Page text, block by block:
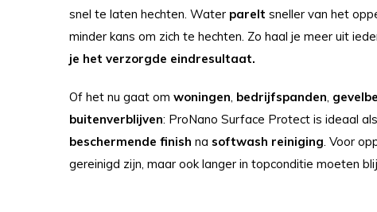
snel te laten hechten. Water parelt sneller van het
minder kans om zich te hechten. Zo haal je meer uit
je het verzorgde eindresultaat.
Of het nu gaat om woningen, bedrijfspanden,
buitenverblijven: ProNano Surface Protect is ideaal als
beschermende finish na softwash reiniging. Voor
gereinigd zijn, maar ook langer in topconditie moeten